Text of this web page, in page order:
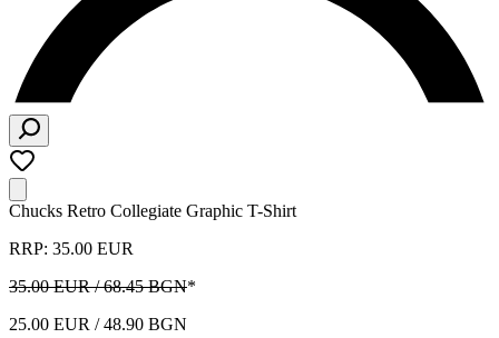
Chucks Retro Collegiate Graphic T-Shirt
RRP: 35.00 EUR
35.00 EUR / 68.45 BGN*
25.00 EUR / 48.90 BGN